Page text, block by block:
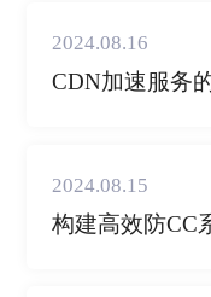
2024.08.16
CDN加速服务
2024.08.15
构建高效防CC